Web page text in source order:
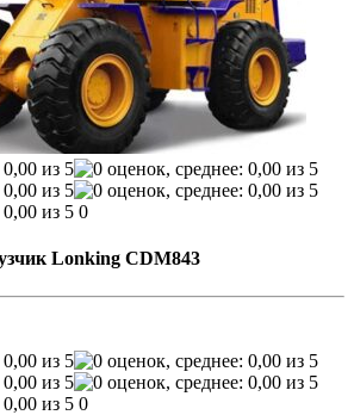
0
Lonking CDM843
0